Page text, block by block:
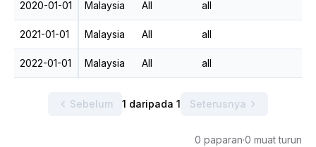
2020-01-01 Malaysia All all
2021-01-01 Malaysia All all
2022-01-01 Malaysia All all
Sebelum 1 daripada 1 Seterusnya
0 paparan·0 muat turun